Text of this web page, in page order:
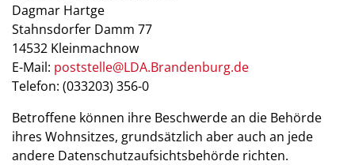
Dagmar Hartge
Stahnsdorfer Damm 77
14532 Kleinmachnow
E-Mail: poststelle@LDA.Brandenburg.de
Telefon: (033203) 356-0
Betroffene können ihre Beschwerde an die Behörde
ihres Wohnsitzes, grundsätzlich aber auch an jede
andere Datenschutzaufsichtsbehörde richten.